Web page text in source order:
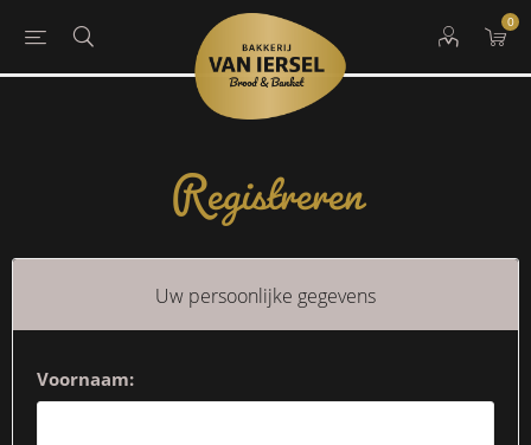
0
Registreren
Uw persoonlijke gegevens
Voornaam: